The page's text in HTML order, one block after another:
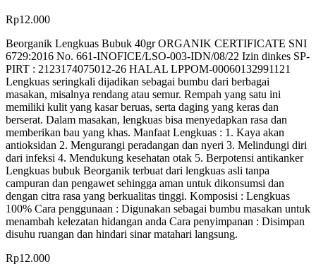
Rp12.000
Beorganik Lengkuas Bubuk 40gr ORGANIK CERTIFICATE SNI
6729:2016 No. 661-INOFICE/LSO-003-IDN/08/22 Izin dinkes SP-
PIRT : 2123174075012-26 HALAL LPPOM-00060132991121
Lengkuas seringkali dijadikan sebagai bumbu dari berbagai
masakan, misalnya rendang atau semur. Rempah yang satu ini
memiliki kulit yang kasar beruas, serta daging yang keras dan
berserat. Dalam masakan, lengkuas bisa menyedapkan rasa dan
memberikan bau yang khas. Manfaat Lengkuas : 1. Kaya akan
antioksidan 2. Mengurangi peradangan dan nyeri 3. Melindungi diri
dari infeksi 4. Mendukung kesehatan otak 5. Berpotensi antikanker
Lengkuas bubuk Beorganik terbuat dari lengkuas asli tanpa
campuran dan pengawet sehingga aman untuk dikonsumsi dan
dengan citra rasa yang berkualitas tinggi. Komposisi : Lengkuas
100% Cara penggunaan : Digunakan sebagai bumbu masakan untuk
menambah kelezatan hidangan anda Cara penyimpanan : Disimpan
disuhu ruangan dan hindari sinar matahari langsung.
Rp12.000